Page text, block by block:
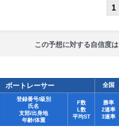
1
この予想に対する自信度は
ボートレーサー 全国
登録番号/級別
氏名
支部/出身地
年齢/体重
F数
L数
平均ST
勝率
2連率
3連率